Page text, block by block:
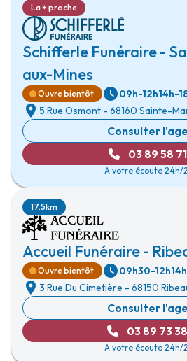
Schifferle Funéraire -
aux-Mines
La + proche
Ouvre bientôt 09h-12h14h-
5 Rue Osmont - 68160 Sainte-
Consulter
03 89 58
A votre écoute 24h/
Accueil Funéraire -
17.5km
Ouvre bientôt 09h30-12h
3 Rue Du Cimetière - 68150
Consulter
03 89 73
A votre écoute 24h/